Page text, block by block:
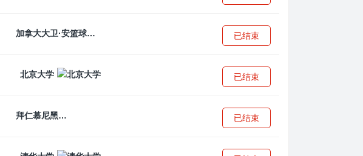
加拿大大卫·安篮球学院 已结束
北京大学 已结束
拜仁慕尼黑 已结束